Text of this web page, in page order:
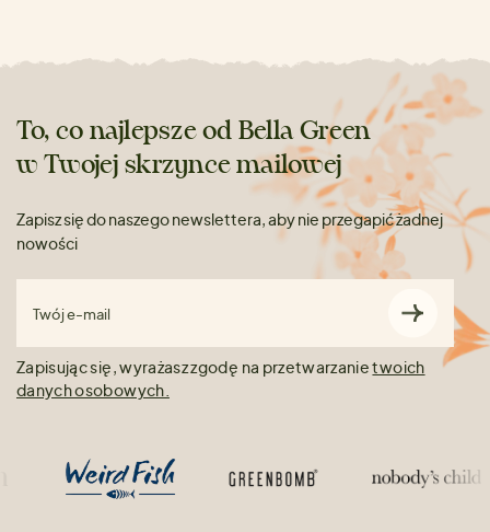
To, co najlepsze od Bella Green
w Twojej skrzynce mailowej
Zapisz się do naszego newslettera, aby nie przegapić żadnej
nowości
Twój e-mail
Zapisując się, wyrażasz zgodę na przetwarzanietwoich
danych osobowych.